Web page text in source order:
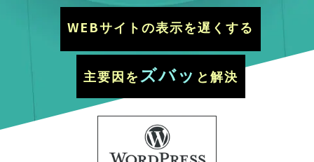
W E Bサイトの表示を遅くする
主要因を ズバッ と解決